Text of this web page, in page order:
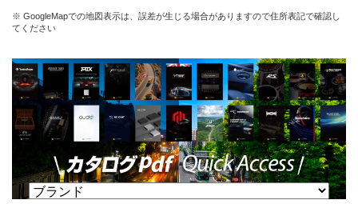
※ GoogleMapでの地図表示は、誤差が生じる場合がありますので住所表記で確認し
てください